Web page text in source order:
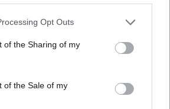
app uses one or more Google
or usage behaviour. You may click to
to Google and its third-party tags to
specified purposes in below Google
Opt Outs
of the Sharing of my
of the Sale of my